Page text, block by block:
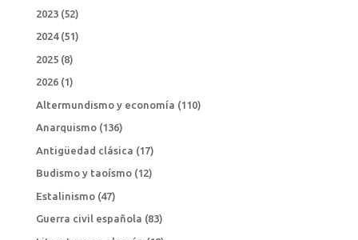
2023(52)
2024(51)
2025(8)
2026(1)
Altermundismo y economía (110)
Anarquismo(136)
Antigüedad clásica (17)
Budismo y taoísmo(12)
Estalinismo(47)
Guerra civil española (83)